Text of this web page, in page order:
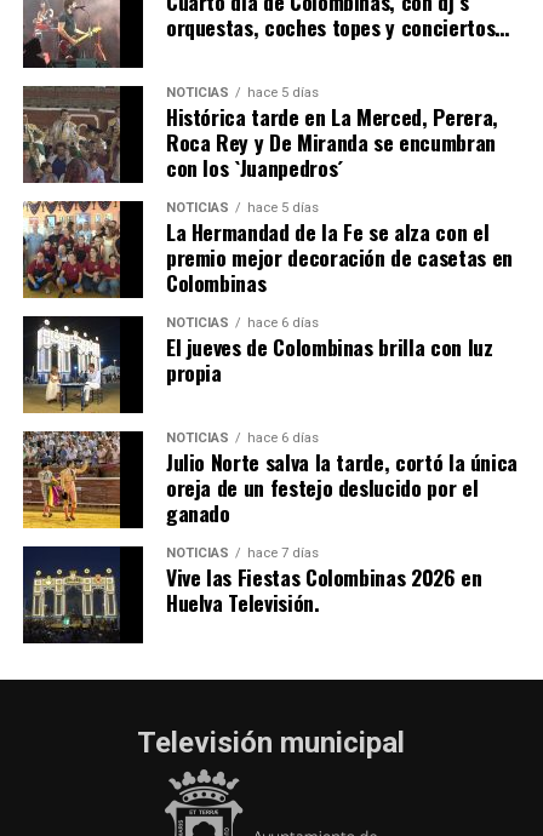
SEXTA CORRIDA DE LAS FIESTAS COLOMBINAS
2026
hace 2 días· Huelvatv
orquestas, coches topes y conciertos…
NOTICIAS hace 5 días
Histórica tarde en La Merced, Perera,
Roca Rey y De Miranda se encumbran
con los `Juanpedros´
NOTICIAS hace 5 días
La Hermandad de la Fe se alza con el
premio mejor decoración de casetas en
Colombinas
NOTICIAS hace 6 días
El jueves de Colombinas brilla con luz
propia
NOTICIAS hace 6 días
Julio Norte salva la tarde, cortó la única
oreja de un festejo deslucido por el
ganado
NOTICIAS hace 7 días
Vive las Fiestas Colombinas 2026 en
Huelva Televisión.
Televisión municipal